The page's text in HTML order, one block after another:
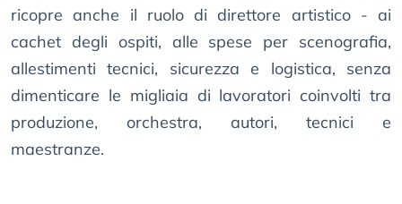
ricopre anche il ruolo di direttore artistico - ai
cachet degli ospiti, alle spese per scenografia,
allestimenti tecnici, sicurezza e logistica, senza
dimenticare le migliaia di lavoratori coinvolti tra
produzione, orchestra, autori, tecnici e
maestranze.